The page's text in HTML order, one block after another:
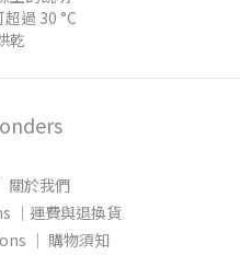
過 30 °C
乾
於我們
│運費與退換貨
│ 購物須知